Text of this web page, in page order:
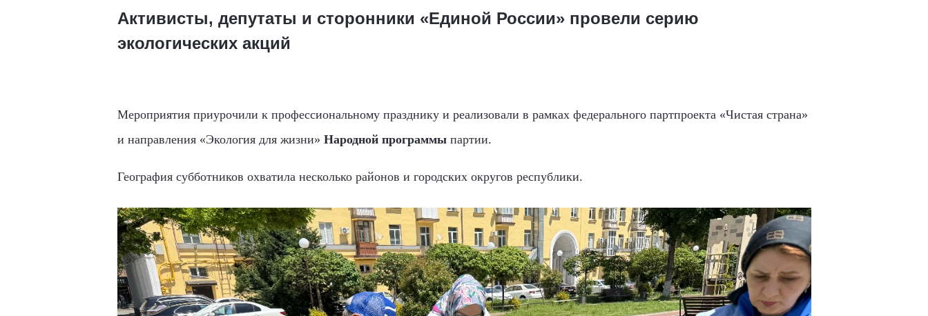
Активисты, депутаты и сторонники «Единой России» провели серию
экологических акций
Мероприятия приурочили к профессиональному празднику и реализовали в рамках федерального партпроекта «Чистая страна»
и направления «Экология для жизни» Народной программыпартии.
География субботников охватила несколько районов и городских округов республики.